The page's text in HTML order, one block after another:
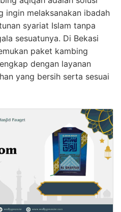
ingin melaksanakan ibadah
syariat Islam tanpa
sesuatunya. Di Bekasi
paket kambing
dengan layanan
yang bersih serta sesuai